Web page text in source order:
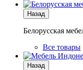
Назад
Белорусская
Все товары
Назад